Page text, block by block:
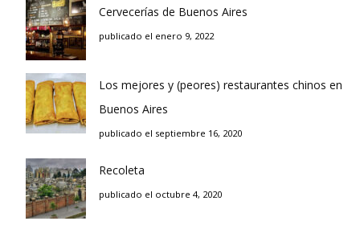
Cervecerías de Buenos Aires
publicado el enero 9, 2022
Los mejores y (peores) restaurantes chinos en
Buenos Aires
publicado el septiembre 16, 2020
Recoleta
publicado el octubre 4, 2020